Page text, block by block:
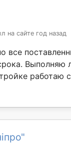
на сайте год назад
все
Выполняю
работаю с